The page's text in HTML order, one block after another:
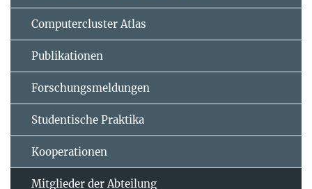
Computercluster Atlas
Publikationen
Forschungsmeldungen
Studentische Praktika
Kooperationen
Mitglieder der Abteilung